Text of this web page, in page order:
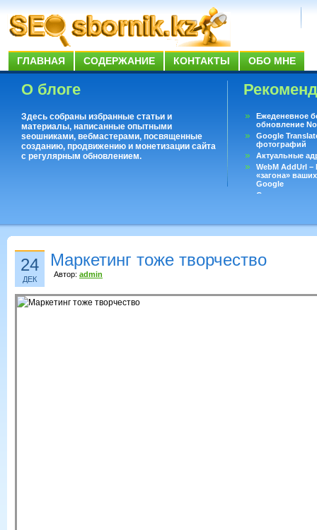
ГЛАВНАЯ СОДЕРЖАНИЕ КОНТАКТЫ ОБО МНЕ
О блоге
Здесь собраны избранные статьи и
материалы, написанные опытными
seoшниками, вебмастерами, посвященные
созданию, продвижению и монетизации сайта
с регулярным обновлением.
Ежеденевное
обновление
Google
фотографий
Актуальные
WebM AddUrl
«загона»
Google
Существует
24
ДЕК
Маркетинг тоже творчество
Автор: admin